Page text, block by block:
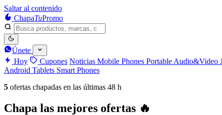
Saltar al contenido
ChapaTuPromo
Únete
Hoy
Cupones Noticias Mobile Phones Portable Audio&Video
Android Tablets Smart Phones
5 ofertas chapadas en las últimas 48 h
Chapa las mejores ofertas 🔥